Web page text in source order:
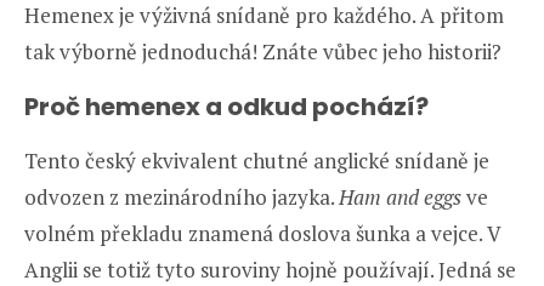
Hemenex je výživná snídaně pro každého. A přitom
tak výborně jednoduchá! Znáte vůbec jeho historii?
Proč hemenex a odkud pochází?
Tento český ekvivalent chutné anglické snídaně je
odvozen z mezinárodního jazyka.Ham and eggsve
volném překladu znamená doslova šunka a vejce. V
Anglii se totiž tyto suroviny hojně používají. Jedná se